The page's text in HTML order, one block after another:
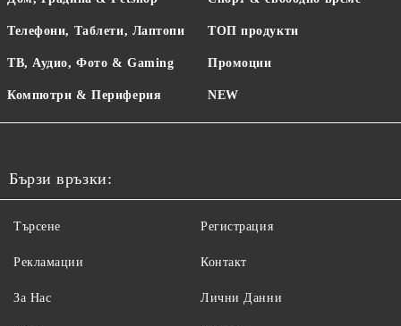
Телефони, Таблети, Лаптопи
ТВ, Аудио, Фото & Gaming
Компютри & Периферия
ТОП продукти
Промоции
NEW
Бързи връзки:
Търсене
Рекламации
За Нас
Регистрация
Контакт
Лични Данни